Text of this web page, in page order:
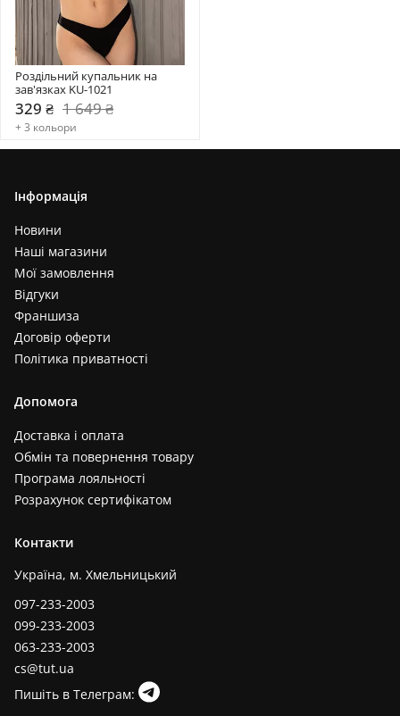
Роздільний купальник на
зав'язках KU-1021
329 ₴ 1 649 ₴
+ 3 кольори
Інформація
Новини
Наші магазини
Мої замовлення
Відгуки
Франшиза
Договір оферти
Політика приватності
Допомога
Доставка і оплата
Обмін та повернення товару
Програма лояльності
Розрахунок сертифікатом
Контакти
Україна, м. Хмельницький
097-233-2003
099-233-2003
063-233-2003
cs@tut.ua
Пишіть в Телеграм: